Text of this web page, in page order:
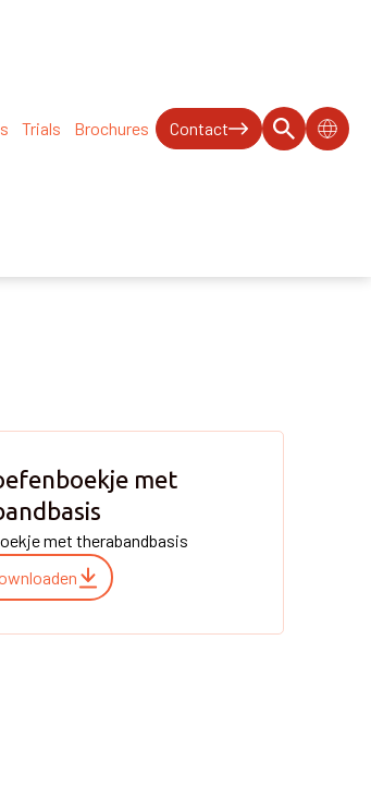
Trials Brochures Contact
met
met therabandbasis